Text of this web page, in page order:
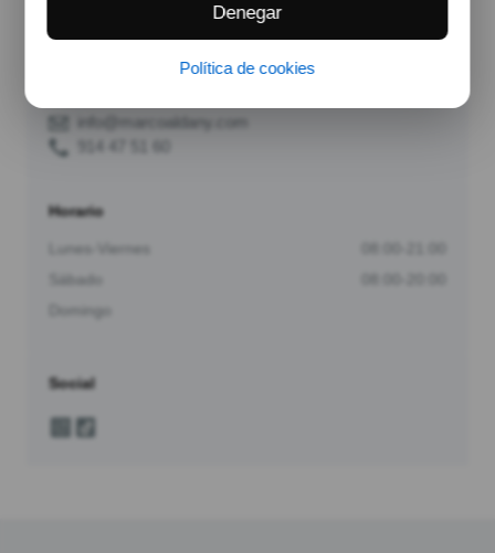
Horario
Lunes-Viernes
Sábado
Social
Denegar
Política de cookies